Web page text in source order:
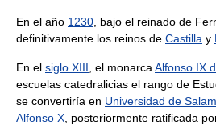
En el año 1230 , bajo el reinado de
definitivamente los reinos de Castilla y
En el siglo XIII , el monarca Alfonso IX
escuelas catedralicias el rango de
se convertiría en Universidad de
Alfonso X , posteriormente ratificada